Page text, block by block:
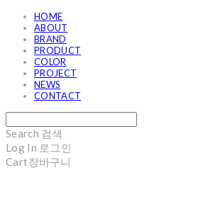
HOME
ABOUT
BRAND
PRODUCT
COLOR
PROJECT
NEWS
CONTACT
Search 검색
Log In 로그인
Cart장바구니